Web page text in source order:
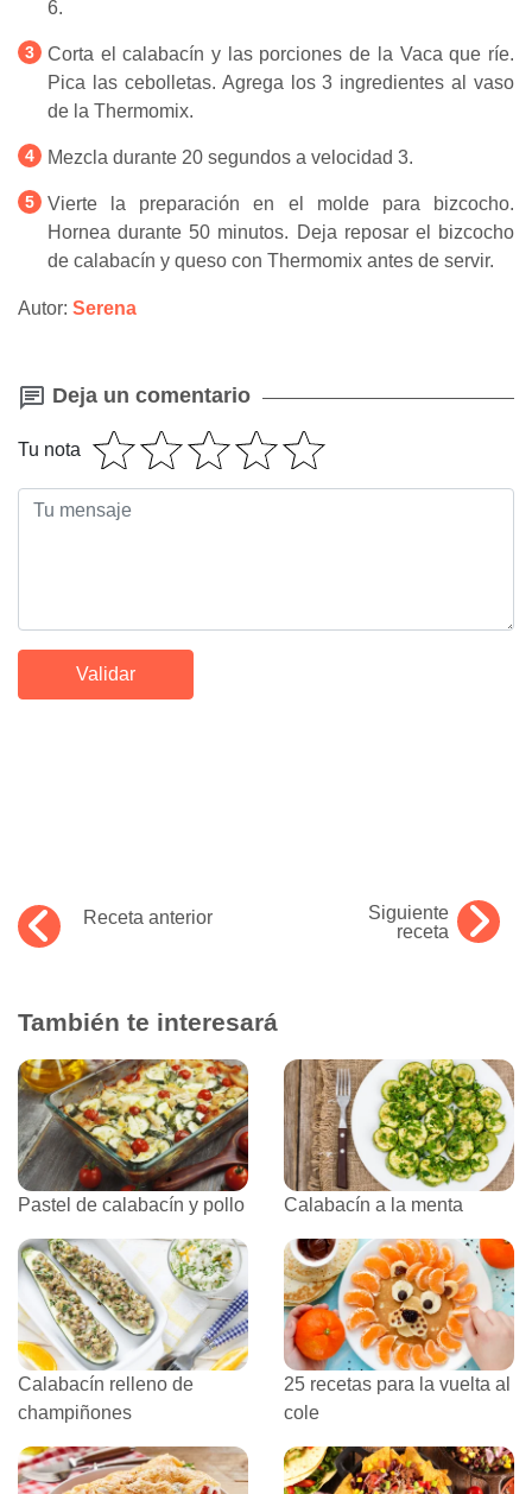
6.
Corta el calabacín y las porciones de la Vaca que ríe.
Pica las cebolletas. Agrega los 3 ingredientes al vaso
de la Thermomix.
Mezcla durante 20 segundos a velocidad 3.
Vierte la preparación en el molde para bizcocho.
Hornea durante 50 minutos. Deja reposar el bizcocho
de calabacín y queso con Thermomix antes de servir.
Autor: Serena
Deja un comentario
Tu nota
Receta anterior
Siguiente
receta
También te interesará
Pastel de calabacín y pollo Calabacín a la menta
Calabacín relleno de
champiñones
25 recetas para la vuelta al
cole